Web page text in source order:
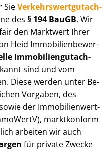
SieVer­kehrs­wert­gut­ach­
des § 194 BauGB. Wir
den Marktwert Ihrer
Heid Im­mo­bi­li­en­be­wer­
Im­mo­bi­li­en­gut­ach­
sind und vom
Diese werden unter Be­
Vorgaben, des
sowie der Im­mo­bi­li­en­wert­
marktkonform
arbeiten wir auch
für private Zwecke